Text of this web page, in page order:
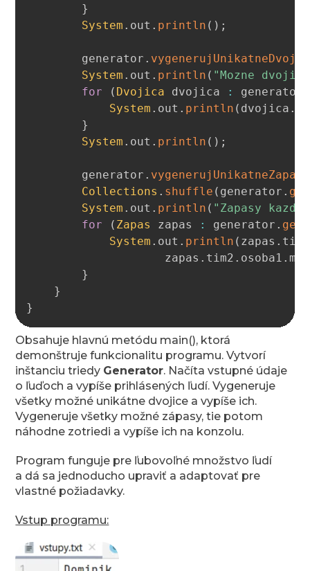
}
System . out . println ( ) ;
        generator
.
System . out . println ( "Mozne
for
( Dvojica dvojica : generator
System . out . println ( dvojica .
}
System . out . println ( ) ;
        generator
. vygenerujUnikatneZapasy
Collections . shuffle ( generator .
System . out . println ( "Zapasy
for
( Zapas zapas : generator .
System . out . println ( zapas . tim1
                    zapas
. tim2 . osoba1 .
}
}
}
Obsahuje hlavnú metódu main(), ktorá
demonštruje funkcionalitu programu. Vytvorí
inštanciu triedy Generator. Načíta vstupné údaje
o ľuďoch a vypíše prihlásených ľudí. Vygeneruje
všetky možné unikátne dvojice a vypíše ich.
Vygeneruje všetky možné zápasy, tie potom
náhodne zotriedi a vypíše ich na konzolu.
Program funguje pre ľubovoľné množstvo ľudí
a dá sa jednoducho upraviť a adaptovať pre
vlastné požiadavky.
Vstup programu: